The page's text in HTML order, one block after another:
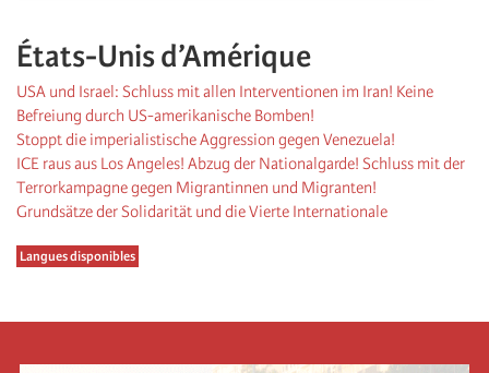
États-Unis d’Amérique
USA und Israel: Schluss mit allen Interventionen im Iran! Keine
Befreiung durch US-amerikanische Bomben!
Stoppt die imperialistische Aggression gegen Venezuela!
ICE raus aus Los Angeles! Abzug der Nationalgarde! Schluss mit der
Terrorkampagne gegen Migrantinnen und Migranten!
Grundsätze der Solidarität und die Vierte Internationale
Langues disponibles